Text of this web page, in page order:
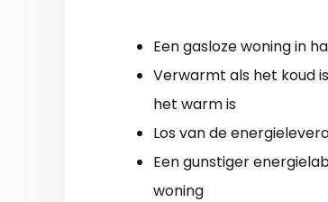
Een gasloze woning in
Verwarmt als het koud
het warm is
Los van de
Een gunstiger
woning